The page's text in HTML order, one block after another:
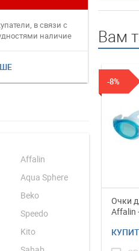
в связи с
наличие
ЧИТАТЬ
Affalin
Aqua Sphere
Beko
Speedo
Kito
Вам
-8%
Очки
Affalin